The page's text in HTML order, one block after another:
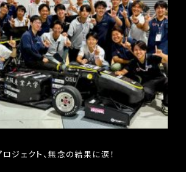
ジェクト、無念の結果に涙！